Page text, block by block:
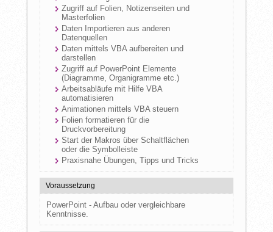
Zugriff auf Folien, Notizenseiten und
Masterfolien
Daten Importieren aus anderen
Datenquellen
Daten mittels VBA aufbereiten und
darstellen
Zugriff auf PowerPoint Elemente
(Diagramme, Organigramme etc.)
Arbeitsabläufe mit Hilfe VBA
automatisieren
Animationen mittels VBA steuern
Folien formatieren für die
Druckvorbereitung
Start der Makros über Schaltflächen
oder die Symbolleiste
Praxisnahe Übungen, Tipps und Tricks
Voraussetzung
PowerPoint - Aufbau oder vergleichbare
Kenntnisse.